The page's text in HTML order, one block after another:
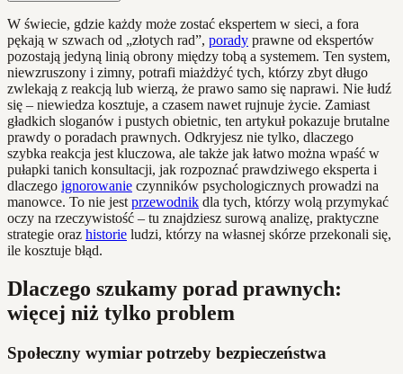
W świecie, gdzie każdy może zostać ekspertem w sieci, a fora
pękają w szwach od „złotych rad”, porady prawne od ekspertów
pozostają jedyną linią obrony między tobą a systemem. Ten system,
niewzruszony i zimny, potrafi miażdżyć tych, którzy zbyt długo
zwlekają z reakcją lub wierzą, że prawo samo się naprawi. Nie łudź
się – niewiedza kosztuje, a czasem nawet rujnuje życie. Zamiast
gładkich sloganów i pustych obietnic, ten artykuł pokazuje brutalne
prawdy o poradach prawnych. Odkryjesz nie tylko, dlaczego
szybka reakcja jest kluczowa, ale także jak łatwo można wpaść w
pułapki tanich konsultacji, jak rozpoznać prawdziwego eksperta i
dlaczego ignorowanie czynników psychologicznych prowadzi na
manowce. To nie jest przewodnik dla tych, którzy wolą przymykać
oczy na rzeczywistość – tu znajdziesz surową analizę, praktyczne
strategie oraz historie ludzi, którzy na własnej skórze przekonali się,
ile kosztuje błąd.
Dlaczego szukamy porad prawnych:
więcej niż tylko problem
Społeczny wymiar potrzeby bezpieczeństwa